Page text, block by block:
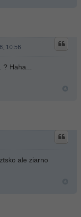
10:56
Haha...
ale ziarno